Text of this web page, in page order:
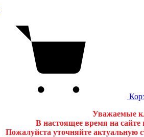
Уважаемые
В настоящее время на сайте
Пожалуйста уточняйте актуальную